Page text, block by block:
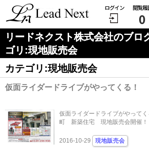
ログイン 閲覧履
0
リードネクスト株式会社のブロ
ゴリ:現地販売会
カテゴリ:現地販売会
仮面ライダードライブがやってくる！
仮面ライダードライブがやって
町 新築住宅 現地販売会開催！
2016-10-29 現地販売会